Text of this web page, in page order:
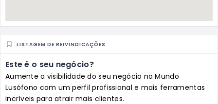
LISTAGEM DE REIVINDICAÇÕES
Este é o seu negócio?
Aumente a visibilidade do seu negócio no Mundo
Lusófono com um perfil profissional e mais ferramentas
incríveis para atrair mais clientes.